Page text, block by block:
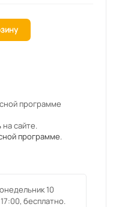
программе
на сайте.
программе.
10
бесплатно.